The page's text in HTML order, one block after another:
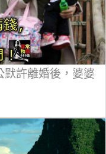
默許離婚後，婆婆